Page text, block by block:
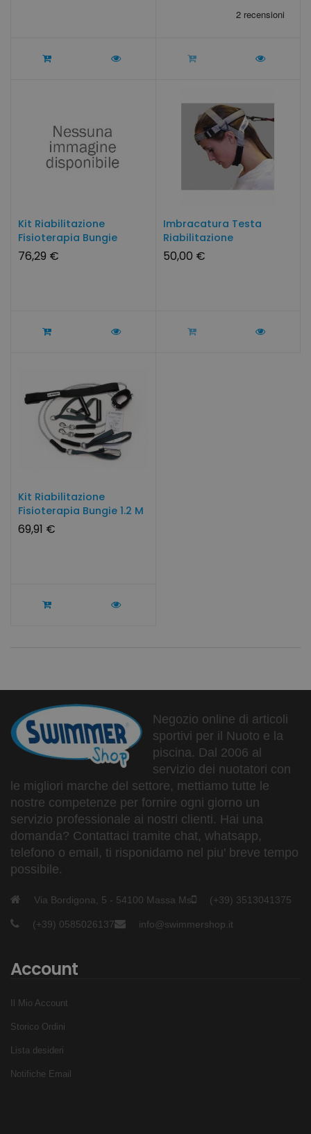
Kit Riabilitazione
Fisioterapia Bungie
76,29 €
Imbracatura Testa
Riabilitazione
Fisioterapia...
50,00 €
Kit Riabilitazione
Fisioterapia Bungie 1.2 M
69,91 €
Negozio online di articoli
sportivi per il Nuoto e la
piscina. Dal 2006 al
servizio dei nuotatori con
le migliori marche del settore, mettiamo tutte le
nostre competenze per fornire ogni giorno un
servizio professionale ai nostri clienti. Hai una
domanda? Contattaci tramite chat, whatsapp,
telefono o email, ti risponidamo nel piu' breve tempo
possibile.
Via Bordigona, 5 - 54100 Massa Ms (+39) 3513041375
(+39) 0585026137 info@swimmershop.it
Account
Il Mio Account
Storico Ordini
Lista desideri
Notifiche Email